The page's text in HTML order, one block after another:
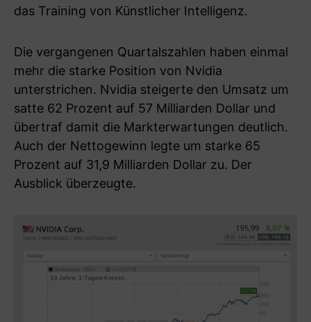
das Training von Künstlicher Intelligenz.
Die vergangenen Quartalszahlen haben einmal
mehr die starke Position von Nvidia
unterstrichen. Nvidia steigerte den Umsatz um
satte 62 Prozent auf 57 Milliarden Dollar und
übertraf damit die Markterwartungen deutlich.
Auch der Nettogewinn legte um starke 65
Prozent auf 31,9 Milliarden Dollar zu. Der
Ausblick überzeugte.